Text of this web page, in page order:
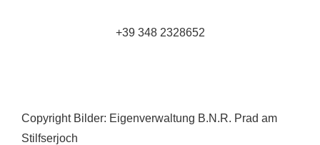
+39 348 2328652
Copyright Bilder: Eigenverwaltung B.N.R. Prad am
Stilfserjoch